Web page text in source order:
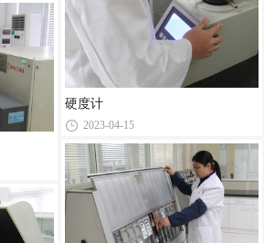
硬度计
2023-04-15